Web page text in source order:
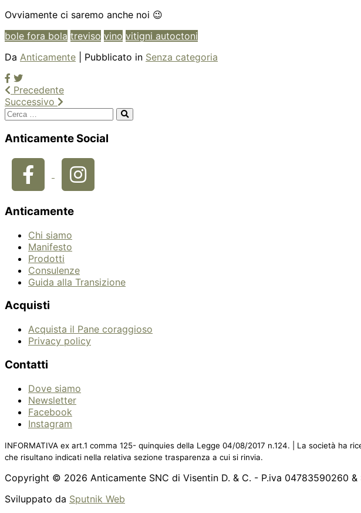
Ovviamente ci saremo anche noi 😉
bole fora bola treviso vino vitigni autoctoni
Da Anticamente | Pubblicato in Senza categoria
Precedente
Successivo
Anticamente Social
Anticamente
Chi siamo
Manifesto
Prodotti
Consulenze
Guida alla Transizione
Acquisti
Acquista il Pane coraggioso
Privacy policy
Contatti
Dove siamo
Newsletter
Facebook
Instagram
INFORMATIVA ex art.1 comma 125- quinquies della Legge 04/08/2017 n.124. | La società ha
che risultano indicati nella relativa sezione trasparenza a cui si rinvia.
Copyright © 2026 Anticamente SNC di Visentin D. & C. - P.iva 04783590260
Sviluppato da Sputnik Web